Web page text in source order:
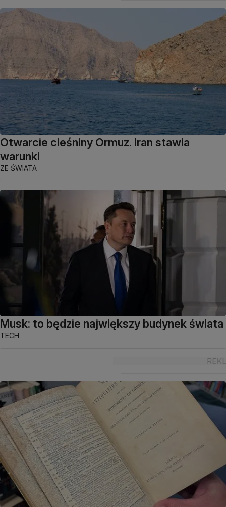
Otwarcie cieśniny Ormuz. Iran stawia
warunki
ZE ŚWIATA
Musk: to będzie największy budynek świata
TECH